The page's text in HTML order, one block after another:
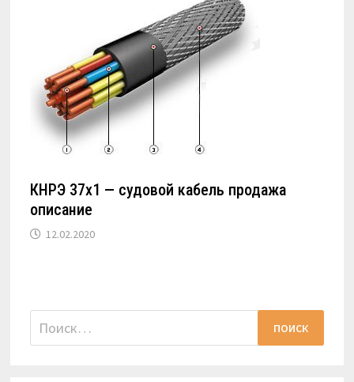
КНРЭ 37х1 — судовой кабель продажа
описание
12.02.2020
Найти: